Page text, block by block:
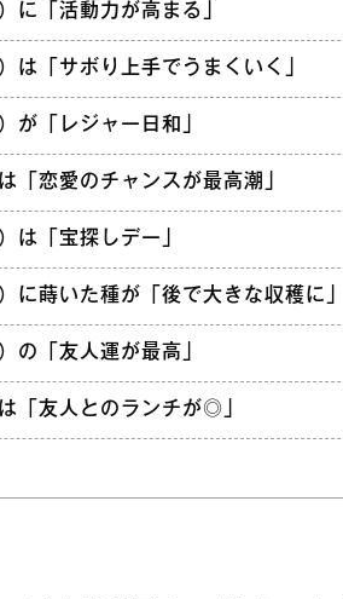
に「活動力が高まる」
は「サボり上手でうまくいく」
が「レジャー日和」
「恋愛のチャンスが最高潮」
は「宝探しデー」
に蒔いた種が「後で大きな収穫に」
の「友人運が最高」
「友人とのランチが◎」